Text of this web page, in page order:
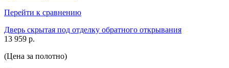
Перейти к сравнению
Дверь скрытая под отделку обратного открывания
13 959 р.
(Цена за полотно)